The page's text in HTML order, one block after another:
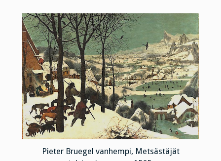
Pieter Bruegel vanhempi, Metsästäjät